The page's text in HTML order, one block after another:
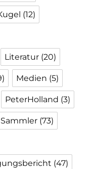
(12)
Literatur (20)
Medien (5)
PeterHolland (3)
Sammler (73)
(47)